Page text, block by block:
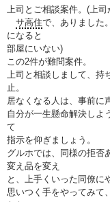
上司とご相談案件。(上
サ高住で、ありました
になると
部屋にいない)
この2件が難問案件。
上司と相談しまして、持
止。
居なくなる人は、事前に
自分が一生懸命解決しよ
て
指示を仰ぎましょう。
グルホでは、同様の拒否
変え品を変え
と、上手くいった同僚に
思いつく手をやってみて